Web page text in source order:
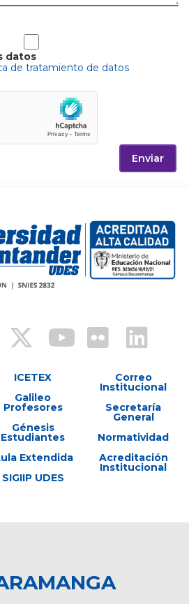
datos
de tratamiento de datos
Enviar
ICETEX
Galileo
Profesores
Génesis
Estudiantes
Extendida
SIGIIP UDES
Correo
Institucional
Secretaría
General
Normatividad
Acreditación
Institucional